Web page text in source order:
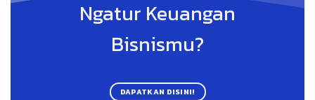
Ngatur Keuangan
Bisnismu?
DAPATKAN DISINI!